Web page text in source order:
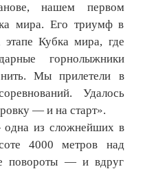
нашем первом
мира. Его триумф в
Кубка мира, где
горнолыжники
Мы прилетели в
Удалось
— и на старт».
из сложнейших в
4000 метров над
повороты — и вдруг